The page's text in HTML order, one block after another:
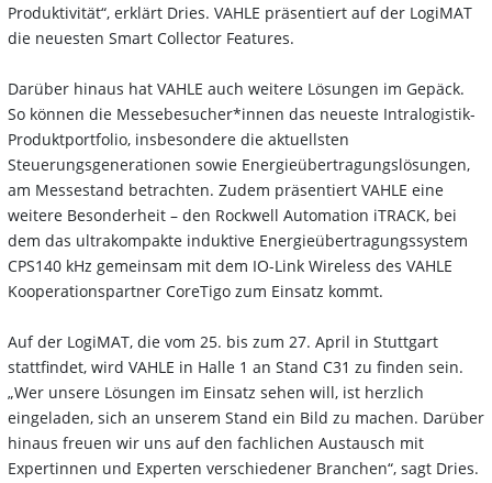
Produktivität“, erklärt Dries. VAHLE präsentiert auf der LogiMAT
die neuesten Smart Collector Features.
Darüber hinaus hat VAHLE auch weitere Lösungen im Gepäck.
So können die Messebesucher*innen das neueste Intralogistik-
Produktportfolio, insbesondere die aktuellsten
Steuerungsgenerationen sowie Energieübertragungslösungen,
am Messestand betrachten. Zudem präsentiert VAHLE eine
weitere Besonderheit – den Rockwell Automation iTRACK, bei
dem das ultrakompakte induktive Energieübertragungssystem
CPS140 kHz gemeinsam mit dem IO-Link Wireless des VAHLE
Kooperationspartner CoreTigo zum Einsatz kommt.
Auf der LogiMAT, die vom 25. bis zum 27. April in Stuttgart
stattfindet, wird VAHLE in Halle 1 an Stand C31 zu finden sein.
„Wer unsere Lösungen im Einsatz sehen will, ist herzlich
eingeladen, sich an unserem Stand ein Bild zu machen. Darüber
hinaus freuen wir uns auf den fachlichen Austausch mit
Expertinnen und Experten verschiedener Branchen“, sagt Dries.